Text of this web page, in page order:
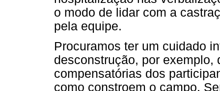
o modo de lidar com a
pela equipe.
Procuramos ter um cuidado
desconstrução, por exemplo,
compensatórias dos
como constroem o campo.